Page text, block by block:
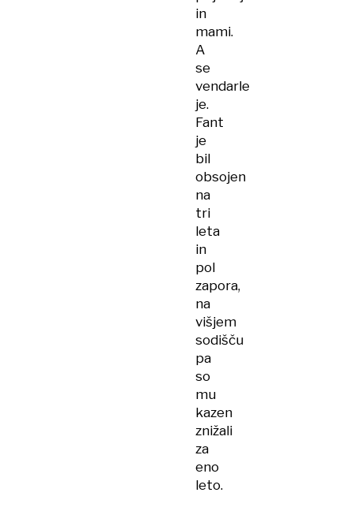
in
mami.
A
se
vendarle
je.
Fant
je
bil
obsojen
na
tri
leta
in
pol
zapora,
na
višjem
sodišču
pa
so
mu
kazen
znižali
za
eno
leto.